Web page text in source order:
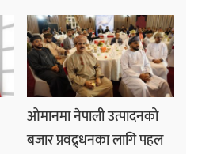
ओमानमा नेपाली उत्पादनको
बजार प्रवद्र्धनका लागि पहल